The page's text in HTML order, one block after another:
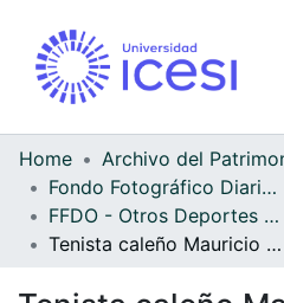
Home
Fondo Fotográfico Diario Occidente
FFDO - Otros Deportes - Patrimonial
Tenista caleño Mauricio Hadad